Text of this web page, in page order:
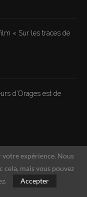
« Sur les traces de
d’Orages est de
expérience. Nous
cela, mais vous pouvez
Accepter